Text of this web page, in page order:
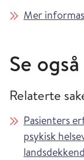
Mer
Se også
Relaterte
Pasienters
psykisk